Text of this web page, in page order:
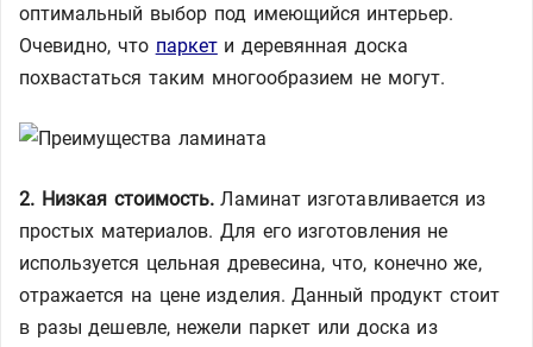
оптимальный выбор под имеющийся интерьер.
Очевидно, что паркети деревянная доска
похвастаться таким многообразием не могут.
2. Низкая стоимость.Ламинат изготавливается из
простых материалов. Для его изготовления не
используется цельная древесина, что, конечно же,
отражается на цене изделия. Данный продукт стоит
в разы дешевле, нежели паркет или доска из